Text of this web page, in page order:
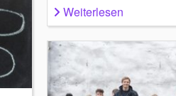
Weiterlesen